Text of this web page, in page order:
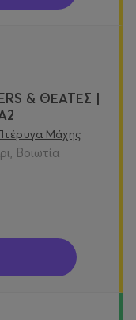
& ΘΕΑΤΕΣ |
Μάχης
Βοιωτία